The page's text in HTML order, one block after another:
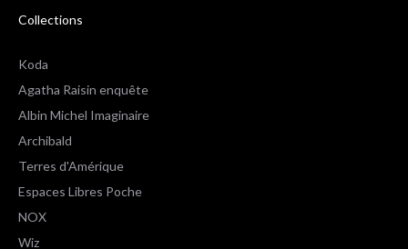
Collections
Koda
Agatha Raisin enquête
Albin Michel Imaginaire
Archibald
Terres d'Amérique
Espaces Libres Poche
NOX
Wiz